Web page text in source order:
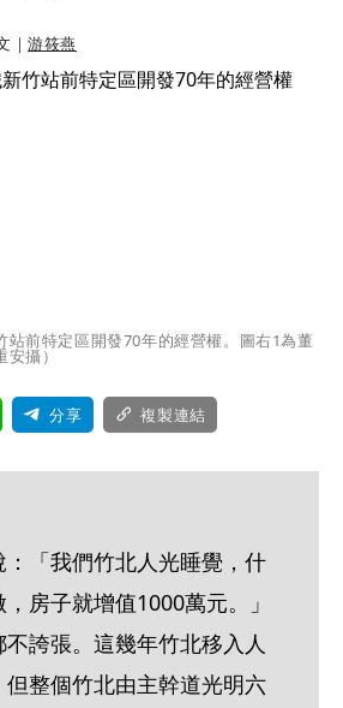
｜游筱燕
前特定區開發70年的經營權。圖右1為董
安攝）
分享 複製連結
「我們竹北人光睡覺，什
房子就增值1000萬元。」
誇張。這幾年竹北移入人
但整個竹北由主幹道光明六